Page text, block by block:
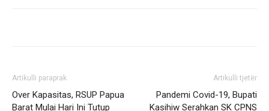
Artikulli paraprak
Over Kapasitas, RSUP Papua
Barat Mulai Hari Ini Tutup
Artikulli tjetër
Pandemi Covid-19, Bupati
Kasihiw Serahkan SK CPNS